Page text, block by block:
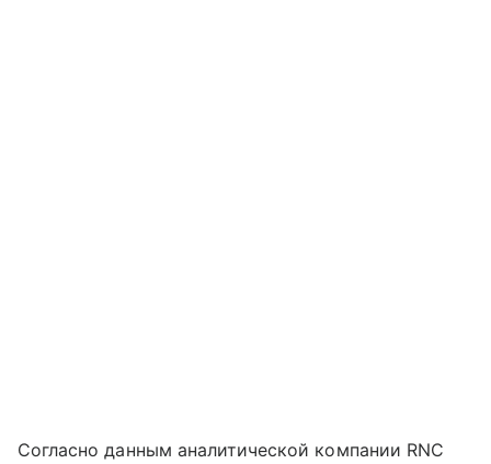
Согласно данным аналитической компании RNC